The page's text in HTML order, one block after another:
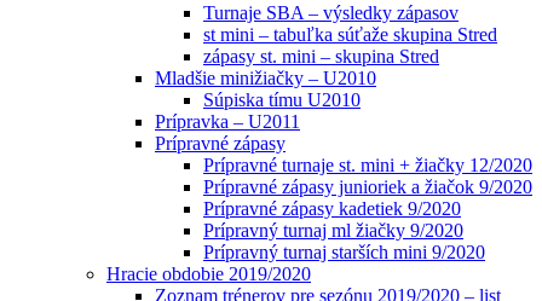
Turnaje SBA – výsledky zápasov
st mini – tabuľka súťaže skupina Stred
zápasy st. mini – skupina Stred
Mladšie minižiačky – U2010
Súpiska tímu U2010
Prípravka – U2011
Prípravné zápasy
Prípravné turnaje st. mini + žiačky 12/2020
Prípravné zápasy junioriek a žiačok 9/2020
Prípravné zápasy kadetiek 9/2020
Prípravný turnaj ml žiačky 9/2020
Prípravný turnaj starších mini 9/2020
Hracie obdobie 2019/2020
Zoznam trénerov pre sezónu 2019/2020 – list